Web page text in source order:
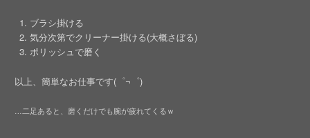
ブラシ掛ける
気分次第でクリーナー掛ける(大概さぼる)
ポリッシュで磨く
以上、簡単なお仕事です(゜¬゜)
…二足あると、磨くだけでも腕が疲れてくるｗ